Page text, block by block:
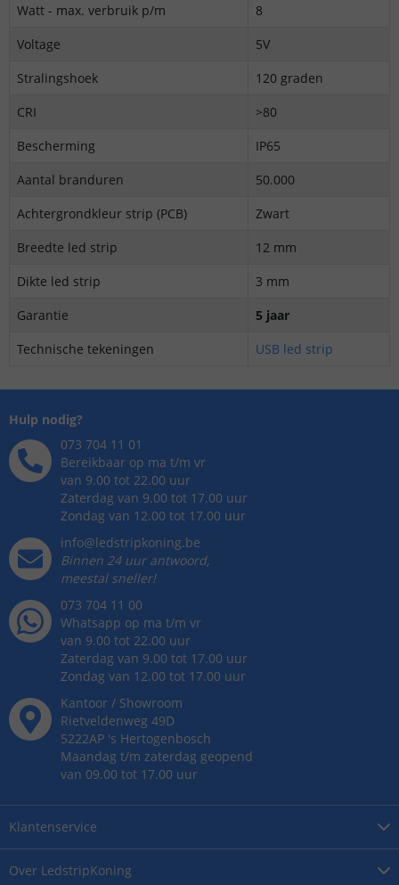
Watt - max. verbruik p/m
8
Voltage
5V
Stralingshoek
120 graden
CRI
>80
Bescherming
IP65
Aantal branduren
50.000
Achtergrondkleur strip (PCB)
Zwart
Breedte led strip
12 mm
Dikte led strip
3 mm
Garantie
5 jaar
Technische tekeningen
USB led strip
Over LedstripKoning
Klantenservice
Hulp nodig?
073 704 11 01
Bereikbaar op ma t/m vr
van 9.00 tot 22.00 uur
Zaterdag van 9.00 tot 17.00 uur
Zondag van 12.00 tot 17.00 uur
info@ledstripkoning.be
Binnen 24 uur antwoord,
meestal sneller!
073 704 11 00
Whatsapp op ma t/m vr
van 9.00 tot 22.00 uur
Zaterdag van 9.00 tot 17.00 uur
Zondag van 12.00 tot 17.00 uur
Kantoor / Showroom
Rietveldenweg 49D
5222AP 's Hertogenbosch
Maandag t/m zaterdag geopend
van 09.00 tot 17.00 uur